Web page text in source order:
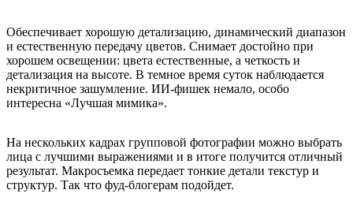
Обеспечивает хорошую детализацию, динамический диапазон
и естественную передачу цветов. Снимает достойно при
хорошем освещении: цвета естественные, а четкость и
детализация на высоте. В темное время суток наблюдается
некритичное зашумление. ИИ-фишек немало, особо
интересна «Лучшая мимика».
На нескольких кадрах групповой фотографии можно выбрать
лица с лучшими выражениями и в итоге получится отличный
результат. Макросъемка передает тонкие детали текстур и
структур. Так что фуд-блогерам подойдет.